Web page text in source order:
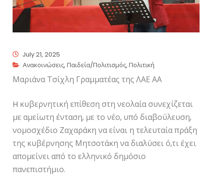
July 21, 2025
Ανακοινώσεις,Παιδεία/Πολιτισμός,Πολιτική
Μαριάνα Τσίχλη Γραμματέας της ΛΑΕ ΑΑ
H κυβερνητική επίθεση στη νεολαία συνεχίζεται
με αμείωτη ένταση, με το νέο, υπό διαβούλευση,
νομοσχέδιο Ζαχαράκη να είναι η τελευταία πράξη
της κυβέρνησης Μητσοτάκη να διαλύσει ό,τι έχει
απομείνει από το ελληνικό δημόσιο
πανεπιστήμιο.